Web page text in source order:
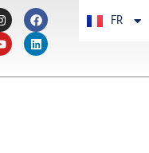
FR
PT